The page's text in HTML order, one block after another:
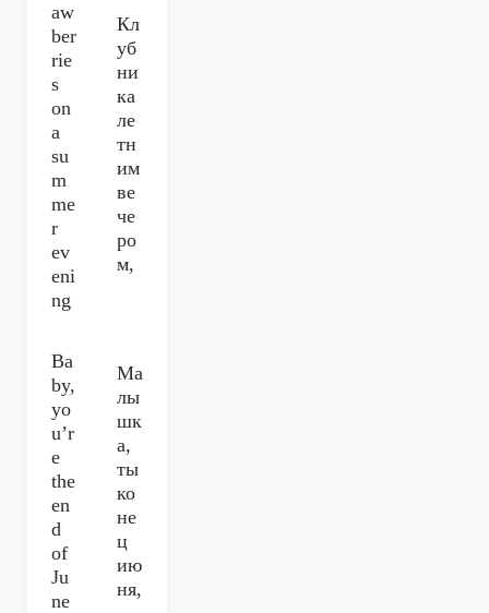
aw
ber
rie
s
on
a
su
m
me
r
ev
eni
ng
Кл
уб
ни
ка
ле
тн
им
ве
че
ро
м,
Ba
by,
yo
u’r
e
the
en
d
of
Ju
ne
Ма
лы
шк
а,
ты
ко
не
ц
ию
ня,